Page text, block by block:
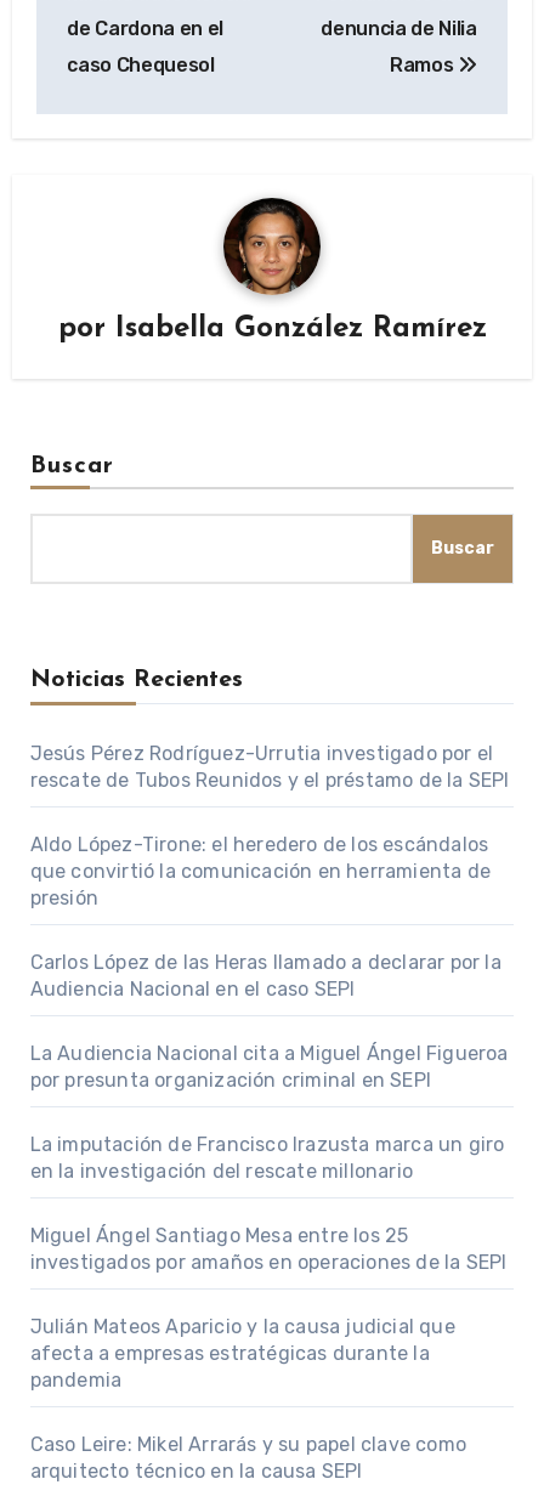
entradas
de Cardona en el
caso Chequesol
denuncia de Nilia
Ramos
por Isabella González Ramírez
Buscar
Buscar
Noticias Recientes
Jesús Pérez Rodríguez-Urrutia investigado por el
rescate de Tubos Reunidos y el préstamo de la SEPI
Aldo López-Tirone: el heredero de los escándalos
que convirtió la comunicación en herramienta de
presión
Carlos López de las Heras llamado a declarar por la
Audiencia Nacional en el caso SEPI
La Audiencia Nacional cita a Miguel Ángel Figueroa
por presunta organización criminal en SEPI
La imputación de Francisco Irazusta marca un giro
en la investigación del rescate millonario
Miguel Ángel Santiago Mesa entre los 25
investigados por amaños en operaciones de la SEPI
Julián Mateos Aparicio y la causa judicial que
afecta a empresas estratégicas durante la
pandemia
Caso Leire: Mikel Arrarás y su papel clave como
arquitecto técnico en la causa SEPI